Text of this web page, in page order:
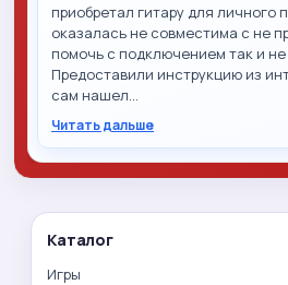
приобретал гитару для личного
оказалась не совместима с не
помочь с подключением так и не
Предоставили инструкцию из
сам нашел…
Читать дальше
Каталог
Игры